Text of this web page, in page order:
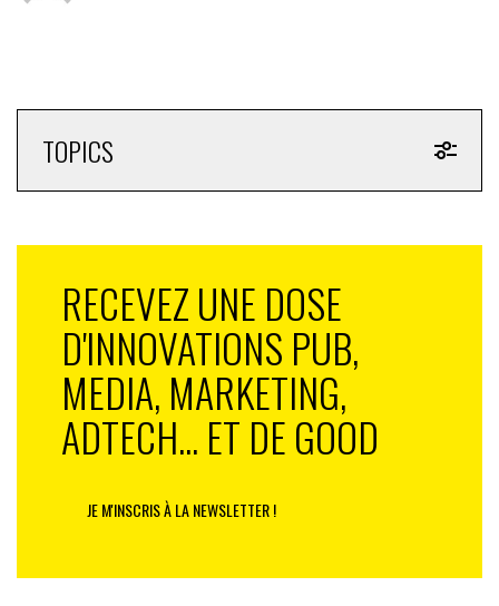
TOPICS
RECEVEZ UNE DOSE
D'INNOVATIONS PUB,
MEDIA, MARKETING,
ADTECH... ET DE GOOD
JE M'INSCRIS À LA NEWSLETTER !